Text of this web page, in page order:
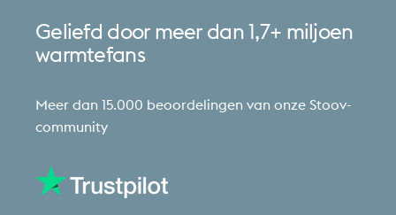
Geliefd door meer dan 1,7+ miljoen
warmtefans
Meer dan 15.000 beoordelingen van onze Stoov-
community